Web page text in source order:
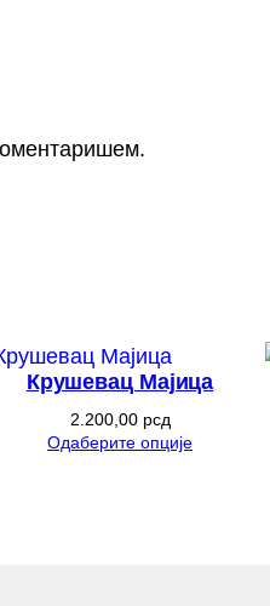
Крушевац Мајица
2.200,00 рсд
Одаберите опције